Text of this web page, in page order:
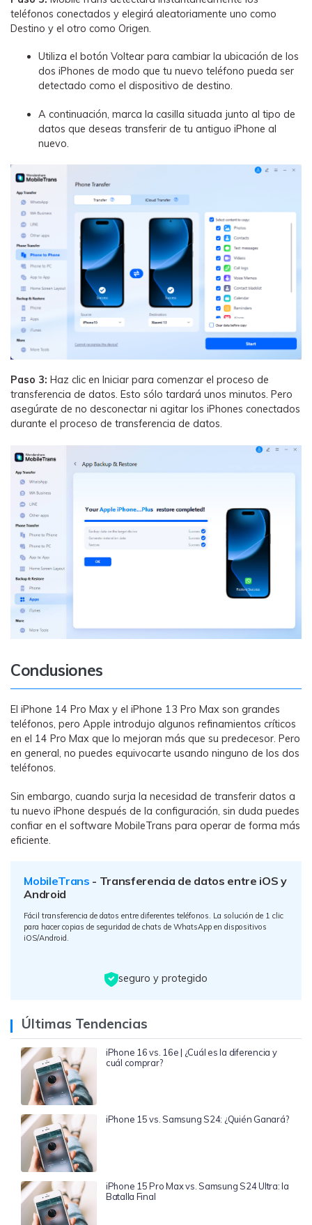
teléfonos conectados y elegirá aleatoriamente uno como
Destino y el otro como Origen.
Utiliza el botón Voltear para cambiar la ubicación de los
dos iPhones de modo que tu nuevo teléfono pueda ser
detectado como el dispositivo de destino.
A continuación, marca la casilla situada junto al tipo de
datos que deseas transferir de tu antiguo iPhone al
nuevo.
Paso 3: Haz clic en Iniciar para comenzar el proceso de
transferencia de datos. Esto sólo tardará unos minutos.󠀲󠀩󠀡󠀠󠀡󠀢󠀧󠀠󠀳󠀰 Pero
asegúrate de no desconectar ni agitar los iPhones conectados
durante el proceso de transferencia de datos.
Conclusiones
El iPhone 14 Pro Max y el iPhone 13 Pro Max son grandes
teléfonos, pero Apple introdujo algunos refinamientos críticos
en el 14 Pro Max que lo mejoran más que su predecesor. Pero
en general, no puedes equivocarte usando ninguno de los dos
teléfonos.
Sin embargo, cuando surja la necesidad de transferir datos a
tu nuevo iPhone después de la configuración, sin duda puedes
confiar en el software MobileTrans para operar de forma más
eficiente.
MobileTrans - Transferencia de datos entre iOS y
Android
Fácil transferencia de datos entre diferentes teléfonos. La solución de 1 clic
para hacer copias de seguridad de chats de WhatsApp en dispositivos
iOS/Android.
seguro y protegido
Últimas Tendencias
iPhone 16 vs. 16e | ¿Cuál es la diferencia y
cuál comprar?
iPhone 15 vs. Samsung S24: ¿Quién Ganará?
iPhone 15 Pro Max vs. Samsung S24 Ultra: la
Batalla Final